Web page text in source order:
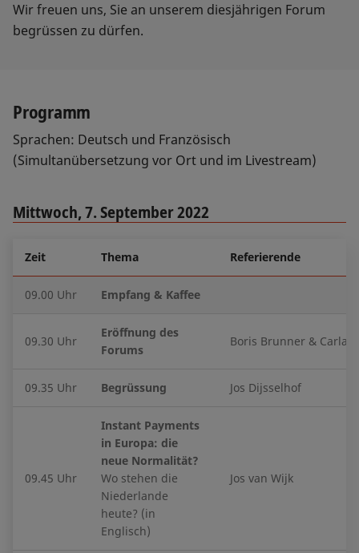
Wir freuen uns, Sie an unserem diesjährigen Forum
begrüssen zu dürfen.
Programm
Sprachen: Deutsch und Französisch
(Simultanübersetzung vor Ort und im Livestream)
Mittwoch, 7. September 2022
Zeit Thema Referierende
09.00 Uhr Empfang & Kaffee
09.30 Uhr
Eröffnung des
Forums
Boris Brunner & Carla
09.35 Uhr Begrüssung Jos Dijsselhof
09.45 Uhr
Instant Payments
in Europa: die
neue Normalität?
Wo stehen die
Niederlande
heute? (in
Englisch)
Jos van Wijk